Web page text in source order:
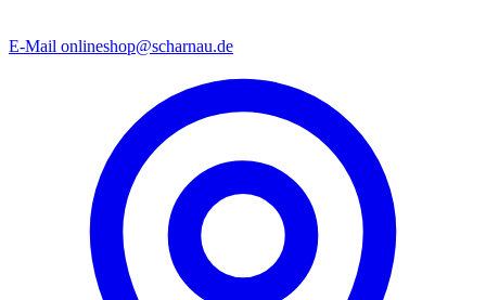
E-Mail onlineshop@scharnau.de